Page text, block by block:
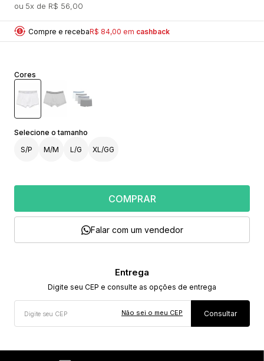
5x R$ 56,00
Compre e recebaR$ 84,00 em cashback
Cores
S/P M/M L/G XL/GG
COMPRAR
Falar com um vendedor
Não sei o meu CEP